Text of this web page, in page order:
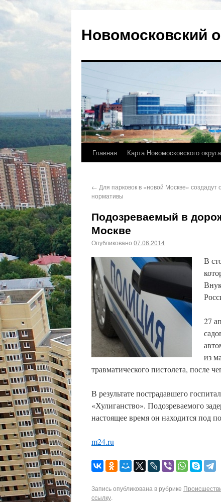
Новомосковский
Главная Карта Новомосковского округа
← Для парковок в «новой Москве» создадут
нормативы
Подозреваемый в
Москве
Опубликовано 07.06.2014
В
27
из
травматического пистолета, после
В результате пострадавшего
«Хулиганство». Подозреваемого
настоящее время он находится под
m24.ru
Запись опубликована в рубрике
ссылку.